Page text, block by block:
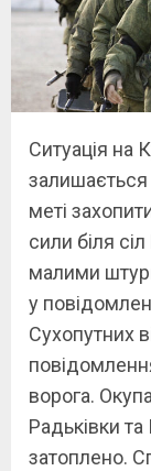
Ситуація на
меті
сили біля
малими
у
Сухопутних
ворога.
Радьківки
затоплено.